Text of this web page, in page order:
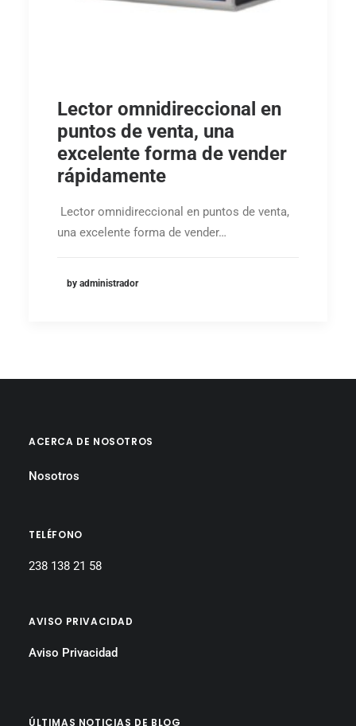
Lector omnidireccional en
puntos de venta, una
excelente forma de vender
rápidamente
Lector omnidireccional en puntos de venta,
una excelente forma de vender…
by administrador
ACERCA DE NOSOTROS
Nosotros
TELÉFONO
238 138 21 58
AVISO PRIVACIDAD
Aviso Privacidad
ÚLTIMAS NOTICIAS DE BLOG